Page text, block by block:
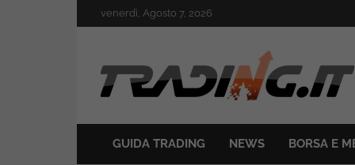
to
venerdì, Agosto 7, 2026
Trading.it
GUIDA TRADING NEWS BORSA E